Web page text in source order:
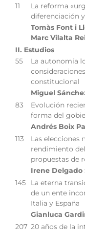
11
La reforma
diferenciación
Tomàs Font i
Marc Vilalta
II. Estudios
55
La autonomía
constitucional
Miguel
83
Evolución
forma del
Andrés Boix
113
Las elecciones
rendimiento
propuestas de
Irene Delgado
145
La eterna
de un ente
Italia y España
Gianluca
207 20 años de la